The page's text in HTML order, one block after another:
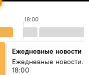
18:00
Ежедневные новости
Ежедневные новости.
18:00